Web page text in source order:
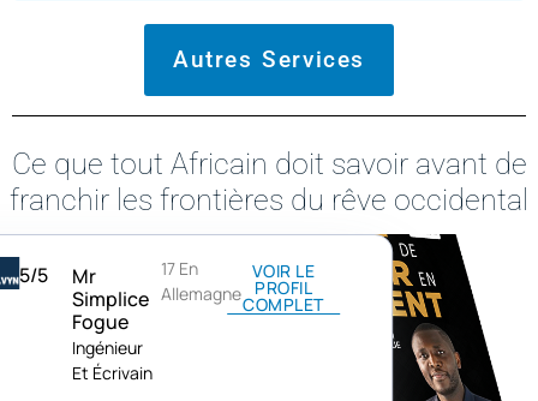
Autres Services
Ce que tout Africain doit savoir avant de
franchir les frontières du rêve occidental
5/5
Mr
Simplice
Fogue
Ingénieur
Et Écrivain
17 En
Allemagne
VOIR LE
PROFIL
COMPLET